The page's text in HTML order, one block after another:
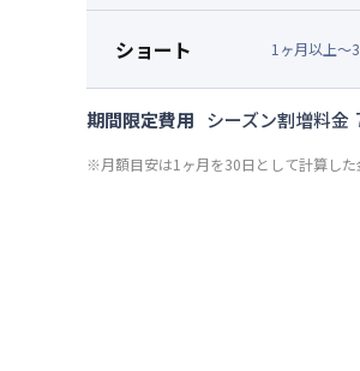
ショート 1 ヶ月以上～3
期間限定費用 シーズン割増料金
※月額目安は1ヶ月を30日として計算し